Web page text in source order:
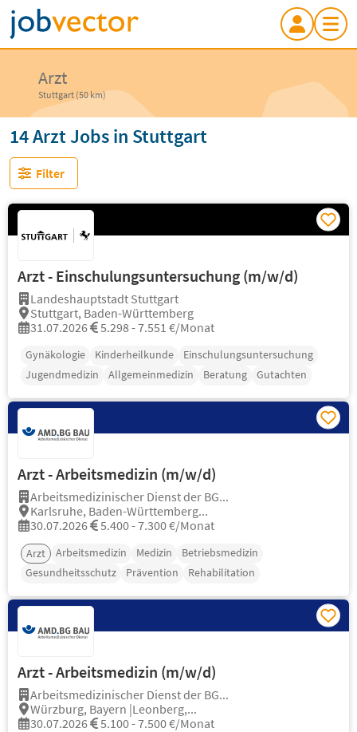
Arzt
Stuttgart (50 km)
14 Arzt Jobs in Stuttgart
Filter
Arzt - Einschulungsuntersuchung (m/w/d)
Landeshauptstadt Stuttgart
Stuttgart, Baden-Württemberg
31.07.2026
5.298 - 7.551 €/Monat
Gynäkologie Kinderheilkunde
Einschulungsuntersuchung
Jugendmedizin
Allgemeinmedizin Beratung Gutachten
Arzt - Arbeitsmedizin (m/w/d)
Arbeitsmedizinischer Dienst der BG...
Karlsruhe, Baden-Württemberg...
30.07.2026
5.400 - 7.300 €/Monat
Arzt Arbeitsmedizin Medizin
Betriebsmedizin
Gesundheitsschutz
Prävention Rehabilitation
Arzt - Arbeitsmedizin (m/w/d)
Arbeitsmedizinischer Dienst der BG...
Würzburg, Bayern |Leonberg,...
30.07.2026
5.100 - 7.500 €/Monat